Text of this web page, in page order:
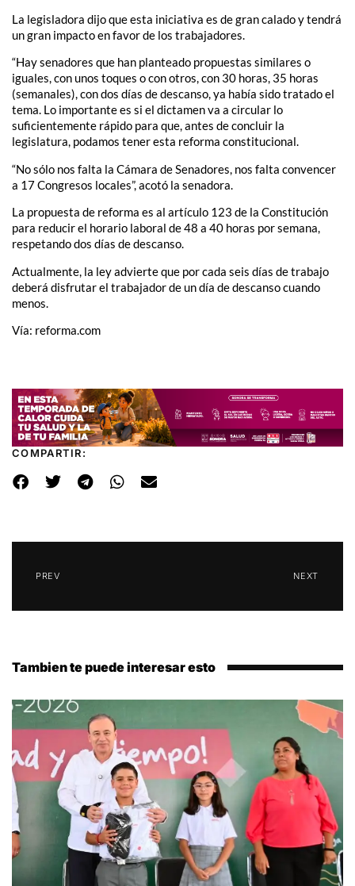
La legisladora dijo que esta iniciativa es de gran calado y tendrá
un gran impacto en favor de los trabajadores.
“Hay senadores que han planteado propuestas similares o
iguales, con unos toques o con otros, con 30 horas, 35 horas
(semanales), con dos días de descanso, ya había sido tratado el
tema. Lo importante es si el dictamen va a circular lo
suficientemente rápido para que, antes de concluir la
legislatura, podamos tener esta reforma constitucional.
“No sólo nos falta la Cámara de Senadores, nos falta convencer
a 17 Congresos locales”, acotó la senadora.
La propuesta de reforma es al artículo 123 de la Constitución
para reducir el horario laboral de 48 a 40 horas por semana,
respetando dos días de descanso.
Actualmente, la ley advierte que por cada seis días de trabajo
deberá disfrutar el trabajador de un día de descanso cuando
menos.
Vía: reforma.com
COMPARTIR:
PREV NEXT
Tambien te puede interesar esto